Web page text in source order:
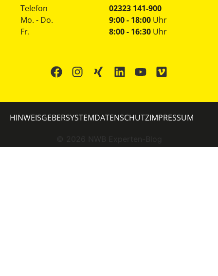
Telefon
02323 141-900
Mo. - Do.
Fr.
9:00 - 18:00 Uhr
8:00 - 16:30 Uhr
© 2026 NWB Experten-Blog
HINWEISGEBERSYSTEMDATENSCHUTZIMPRESSUM